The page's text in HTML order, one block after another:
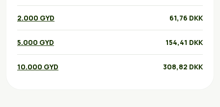
2.000 GYD 61,76 DKK
5.000 GYD 154,41 DKK
10.000 GYD 308,82 DKK